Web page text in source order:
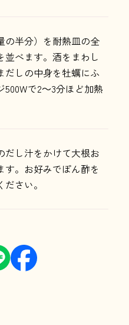
の半分）を耐熱皿の全
べます。酒をまわし
だしの中身を牡蠣にふ
500Wで2～3分ほど加熱
し汁をかけて大根お
す。お好みでぽん酢を
さい。